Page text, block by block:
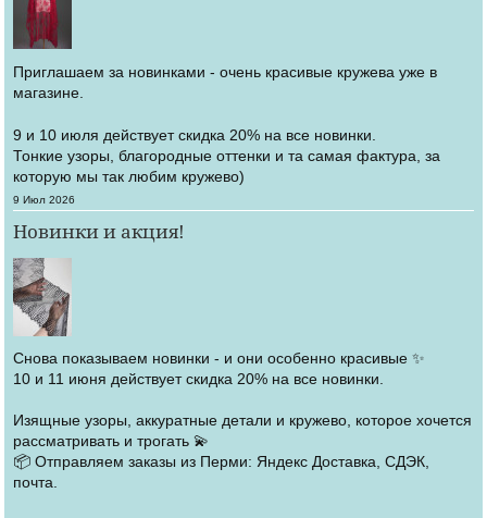
Приглашаем за новинками - очень красивые кружева уже в
магазине.
9 и 10 июля действует скидка 20% на все новинки.
Тонкие узоры, благородные оттенки и та самая фактура, за
которую мы так любим кружево)
Создано
9 Июл 2026
Новинки и акция!
Снова показываем новинки - и они особенно красивые ✨
10 и 11 июня действует скидка 20% на все новинки.
Изящные узоры, аккуратные детали и кружево, которое хочется
рассматривать и трогать 💫
📦 Отправляем заказы из Перми: Яндекс Доставка, СДЭК,
почта.